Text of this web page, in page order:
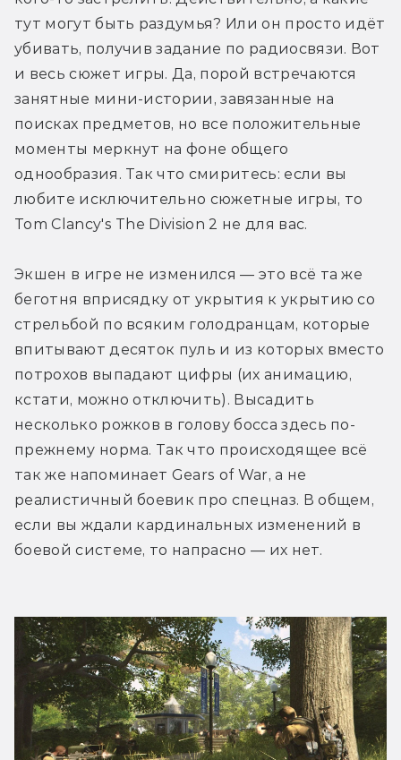
тут могут быть раздумья? Или он просто идёт
убивать, получив задание по радиосвязи. Вот
и весь сюжет игры. Да, порой встречаются
занятные мини-истории, завязанные на
поисках предметов, но все положительные
моменты меркнут на фоне общего
однообразия. Так что смиритесь: если вы
любите исключительно сюжетные игры, то
Tom Clancy's The Division 2 не для вас.
Экшен в игре не изменился — это всё та же
беготня вприсядку от укрытия к укрытию со
стрельбой по всяким голодранцам, которые
впитывают десяток пуль и из которых вместо
потрохов выпадают цифры (их анимацию,
кстати, можно отключить). Высадить
несколько рожков в голову босса здесь по-
прежнему норма. Так что происходящее всё
так же напоминает Gears of War, а не
реалистичный боевик про спецназ. В общем,
если вы ждали кардинальных изменений в
боевой системе, то напрасно — их нет.